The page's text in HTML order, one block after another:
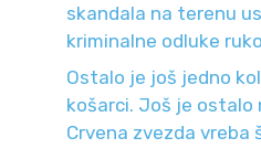
skandala na terenu
kriminalne odluke
Ostalo je još jedno
košarci. Još je ostalo
Crvena zvezda vreba